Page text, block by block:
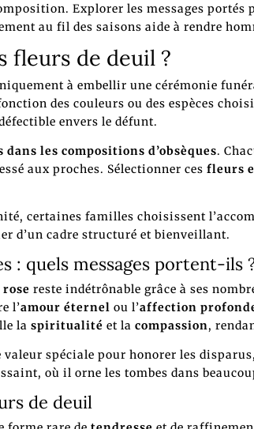
Explorer les messages portés
au fil des saisons aide à rendre
fleurs de deuil ?
à embellir une cérémonie
des couleurs ou des espèces
envers le défunt.
dans les compositions d’obsèques.
aux proches. Sélectionner ces fleurs
certaines familles choisissent
d’un cadre structuré et bienveillant.
: quels messages portent-ils
rose reste indétrônable grâce à ses
l’amour éternel ou l’affection
la spiritualité et la compassion,
spéciale pour honorer les
où il orne les tombes dans
de deuil